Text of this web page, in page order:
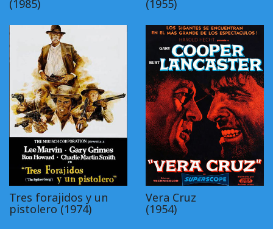
(1985) (1955)
Tres forajidos y un
pistolero (1974)
Vera Cruz
(1954)